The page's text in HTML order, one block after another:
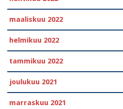
maaliskuu 2022
helmikuu 2022
tammikuu 2022
joulukuu 2021
marraskuu 2021